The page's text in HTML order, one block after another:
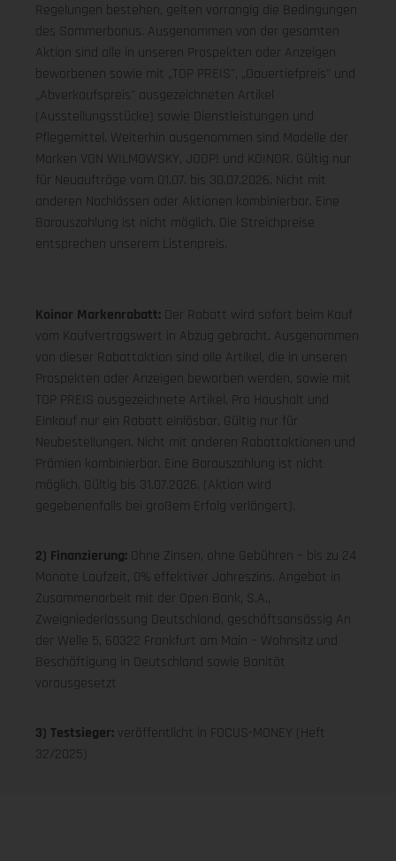
Regelungen bestehen, gelten vorrangig die Bedingungen
des Sommerbonus. Ausgenommen von der gesamten
Aktion sind alle in unseren Prospekten oder Anzeigen
beworbenen sowie mit „TOP PREIS", „Dauertiefpreis" und
„Abverkaufspreis" ausgezeichneten Artikel
(Ausstellungsstücke) sowie Dienstleistungen und
Pflegemittel. Weiterhin ausgenommen sind Modelle der
Marken VON WILMOWSKY, JOOP! und KOINOR. Gültig nur
für Neuaufträge vom 01.07. bis 30.07.2026. Nicht mit
anderen Nachlässen oder Aktionen kombinierbar. Eine
Barauszahlung ist nicht möglich. Die Streichpreise
entsprechen unserem Listenpreis.
Koinor Markenrabatt: Der Rabatt wird sofort beim Kauf
vom Kaufvertragswert in Abzug gebracht. Ausgenommen
von dieser Rabattaktion sind alle Artikel, die in unseren
Prospekten oder Anzeigen beworben werden, sowie mit
TOP PREIS ausgezeichnete Artikel. Pro Haushalt und
Einkauf nur ein Rabatt einlösbar. Gültig nur für
Neubestellungen. Nicht mit anderen Rabattaktionen und
Prämien kombinierbar. Eine Barauszahlung ist nicht
möglich. Gültig bis 31.07.2026. (Aktion wird
gegebenenfalls bei großem Erfolg verlängert).
2) Finanzierung: Ohne Zinsen, ohne Gebühren – bis zu 24
Monate Laufzeit, 0% effektiver Jahreszins. Angebot in
Zusammenarbeit mit der Open Bank, S.A.,
Zweigniederlassung Deutschland, geschäftsansässig An
der Welle 5, 60322 Frankfurt am Main – Wohnsitz und
Beschäftigung in Deutschland sowie Bonität
vorausgesetzt
3) Testsieger: veröffentlicht in FOCUS-MONEY (Heft
32/2025)